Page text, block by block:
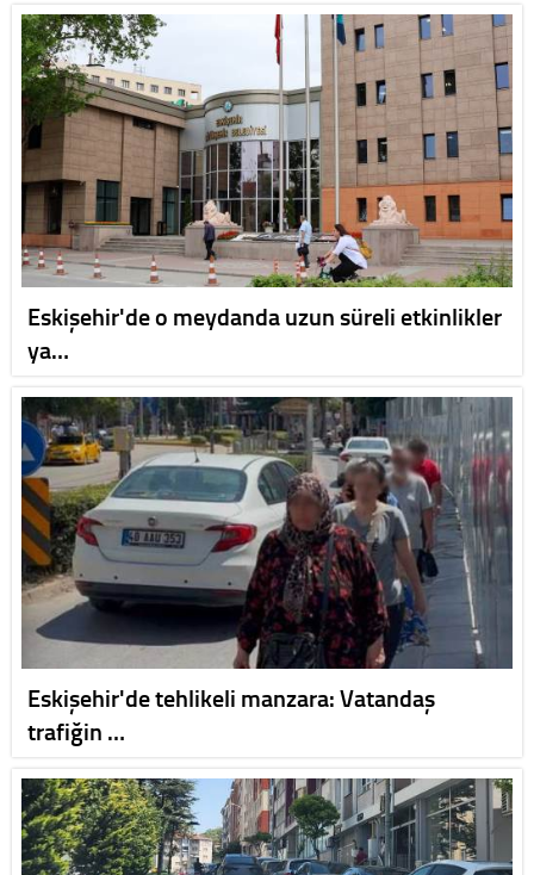
Eskişehir'de o meydanda uzun süreli etkinlikler
ya…
Eskişehir'de tehlikeli manzara: Vatandaş
trafiğin …